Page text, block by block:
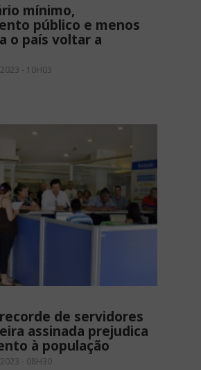
mínimo,
público e menos
o país voltar a
2023 - 10H03
de servidores
assinada prejudica
à população
2023 - 08H30